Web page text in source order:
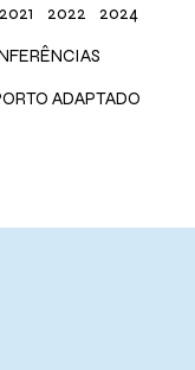
2021 2022
2024
ADAPTADO